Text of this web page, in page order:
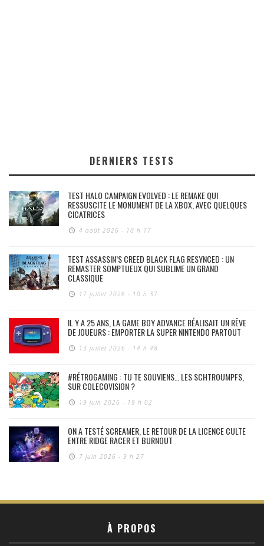
DERNIERS TESTS
TEST HALO CAMPAIGN EVOLVED : LE REMAKE QUI
RESSUSCITE LE MONUMENT DE LA XBOX, AVEC QUELQUES
CICATRICES
4 août 2026 - 10 h 17
TEST ASSASSIN’S CREED BLACK FLAG RESYNCED : UN
REMASTER SOMPTUEUX QUI SUBLIME UN GRAND
CLASSIQUE
17 juillet 2026 - 10 h 37
IL Y A 25 ANS, LA GAME BOY ADVANCE RÉALISAIT UN RÊVE
DE JOUEURS : EMPORTER LA SUPER NINTENDO PARTOUT
13 juillet 2026 - 14 h 48
#RÉTROGAMING : TU TE SOUVIENS… LES SCHTROUMPFS,
SUR COLECOVISION ?
19 juin 2026 - 19 h 02
ON A TESTÉ SCREAMER, LE RETOUR DE LA LICENCE CULTE
ENTRE RIDGE RACER ET BURNOUT
7 juin 2026 - 9 h 27
À PROPOS